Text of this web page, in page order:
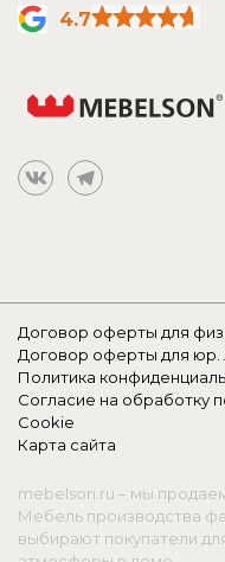
4.7
Договор оферты для
Договор оферты для юр.
Политика
Согласие на обработку
Cookie
Карта сайта
mebelson.ru – мы
Мебель производства
выбирают покупатели